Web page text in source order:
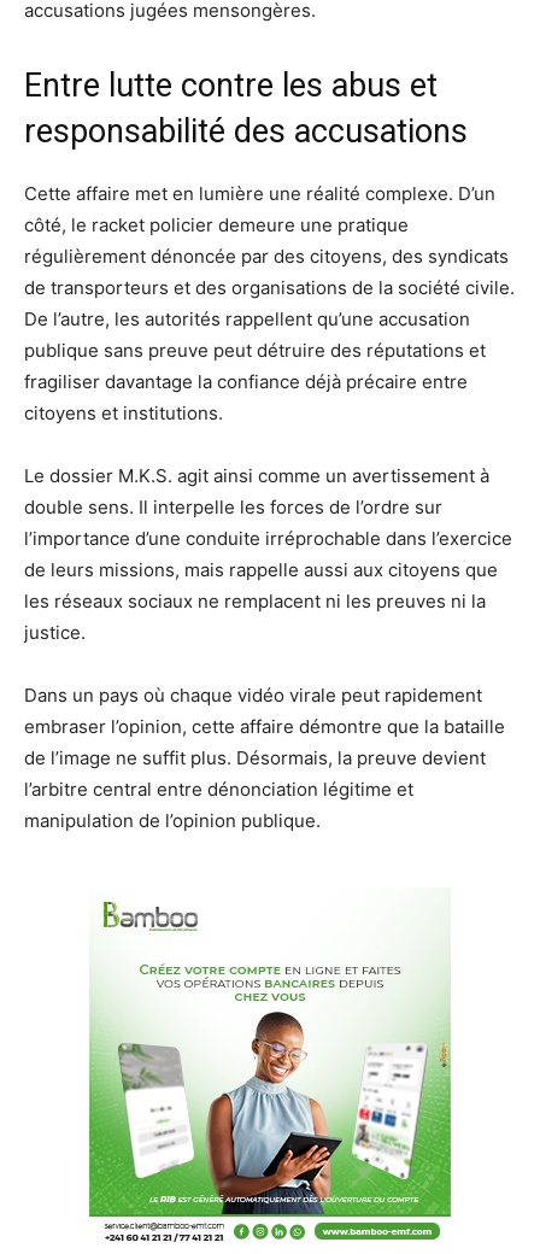
accusations jugées mensongères.
Entre lutte contre les abus et
responsabilité des accusations
Cette affaire met en lumière une réalité complexe. D’un
côté, le racket policier demeure une pratique
régulièrement dénoncée par des citoyens, des syndicats
de transporteurs et des organisations de la société civile.
De l’autre, les autorités rappellent qu’une accusation
publique sans preuve peut détruire des réputations et
fragiliser davantage la confiance déjà précaire entre
citoyens et institutions.
Le dossier M.K.S. agit ainsi comme un avertissement à
double sens. Il interpelle les forces de l’ordre sur
l’importance d’une conduite irréprochable dans l’exercice
de leurs missions, mais rappelle aussi aux citoyens que
les réseaux sociaux ne remplacent ni les preuves ni la
justice.
Dans un pays où chaque vidéo virale peut rapidement
embraser l’opinion, cette affaire démontre que la bataille
de l’image ne suffit plus. Désormais, la preuve devient
l’arbitre central entre dénonciation légitime et
manipulation de l’opinion publique.